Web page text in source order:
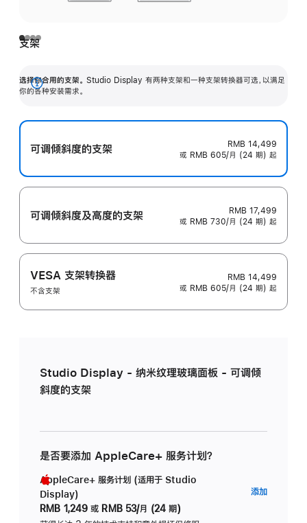
支架
选择你合用的支架。 Studio Display 有两种支架和一种支架转换器可选，以满足
你的各种安装需求。
展
可调倾斜度的支架
RMB 14,499
或 RMB 605/月 (24 期) 起
可调倾斜度及高‍度的支‍架
RMB 17,499
或 RMB 730/月 (24 期) 起
VESA 支架转换器
不含支架
RMB 14,499
或 RMB 605/月 (24 期) 起
Studio Display - 纳米纹理玻璃面板 - 可调倾
斜度的支架
是否要添加 AppleCare+ 服务计划？
AppleCare+ 服务计划 (适用于 Studio
Display)
RMB 1,249 或 RMB 53/月 (24 期)
添加